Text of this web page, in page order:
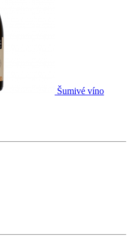
Šumivé víno